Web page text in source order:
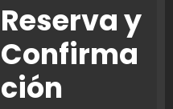
Reserva y
Confirma
ción